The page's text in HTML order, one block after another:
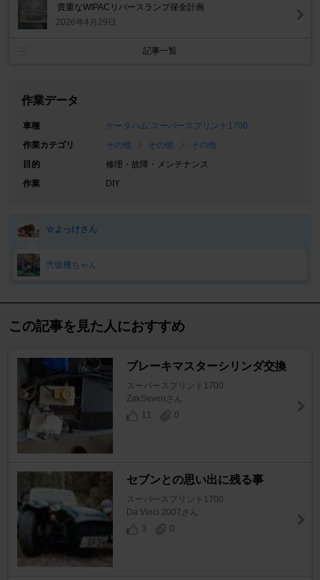
貴重なWIPACリバースランプ保全計画
2026年4月29日
記事一覧
作業データ
車種
ケータハム スーパースプリント1700
作業カテゴリ
その他 その他
その他
目的
修理・故障・メンテナンス
作業
DIY
☆よっけさん
弐號機ちゃん
この記事を見た人におすすめ
ブレーキマスターシリンダ交換
スーパースプリント1700
ZakSevenさん
11
0
セブンとの思い出に残る事
スーパースプリント1700
Da Vinci 2007さん
3
0